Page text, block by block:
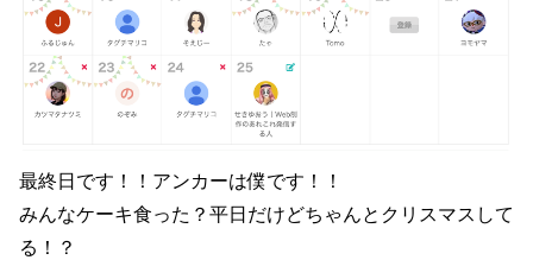
最終日です！！アンカーは僕です！！
みんなケーキ食った？平日だけどちゃんとクリスマスして
る！？